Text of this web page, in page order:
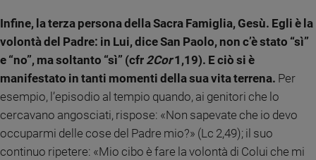
Adolescenza
Bioetica
Vai
Riflessioni
Infine, la terza persona della Sacra Famiglia, Gesù. Egli è la
volontà del Padre: in Lui, dice San Paolo, non c’è stato “sì”
e “no”, ma soltanto “sì” (cfr 2Cor1,19). E ciò si è
manifestato in tanti momenti della sua vita terrena. Per
esempio, l’episodio al tempio quando, ai genitori che lo
cercavano angosciati, rispose: «Non sapevate che io devo
occuparmi delle cose del Padre mio?» (Lc 2,49); il suo
continuo ripetere: «Mio cibo è fare la volontà di Colui che mi